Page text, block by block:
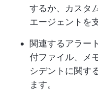
するか、カスタ
エージェントを
関連するアラー
付ファイル、メ
シデントに関す
ます。